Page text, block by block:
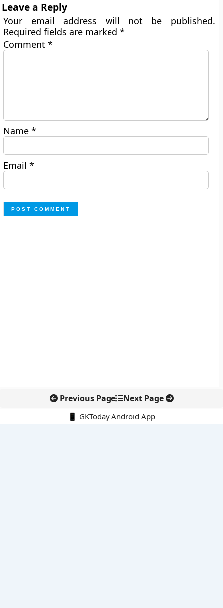
Leave a Reply
Your email address will not be published.
Required fields are marked*
Comment*
Name*
Email*
Previous Page Next Page
📱 GKToday Android App